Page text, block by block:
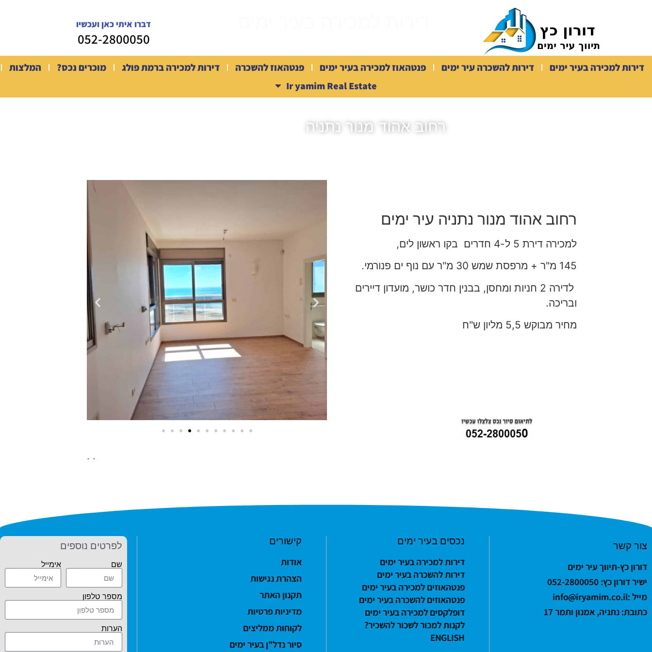
דברו איתי כאן ועכשיו
052-2800050
דירות למכירה בעיר ימים דירות להשכרה עיר ימים פנטהאוז למכירה בעיר ימים פנטהאוז להשכרה דירות למכירה ברמת פולג מוכרים נכס?
המלצות
Ir yamim Real Estate
רחוב אהוד מנור נתניה
רחוב אהוד מנור נתניה עיר ימים
למכירה דירת 5 ל-4 חדרים בקו ראשון לים,
145 מ"ר + מרפסת שמש 30 מ"ר עם נוף ים פנורמי.
לדירה 2 חניות ומחסן, בבנין חדר כושר, מועדון דיירים
ובריכה.
מחיר מבוקש 5,5 מליון ש"ח
.
.
צור קשר
דורון כץ-תיווך עיר ימים
ישיר דורון כץ: 052-2800050
מייל :info@iryamim.co.il
כתובת: נתניה, אמנון ותמר 17
נכסים בעיר ימים
דירות למכירה בעיר ימים
דירות להשכרה בעיר ימים
פנטהאוזים למכירה בעיר ימים
פנטהאוזים להשכרה בעיר ימים
דופלקסים למכירה בעיר ימים
לקנות למכור לשכור להשכיר?
ENGLISH
קישורים
אודות
הצהרת נגישות
תקנון האתר
מדיניות פרטיות
לקוחות ממליצים
סיור נדל"ן בעיר ימים
לפרטים נוספים
שם אימייל
מספר טלפון
הערות